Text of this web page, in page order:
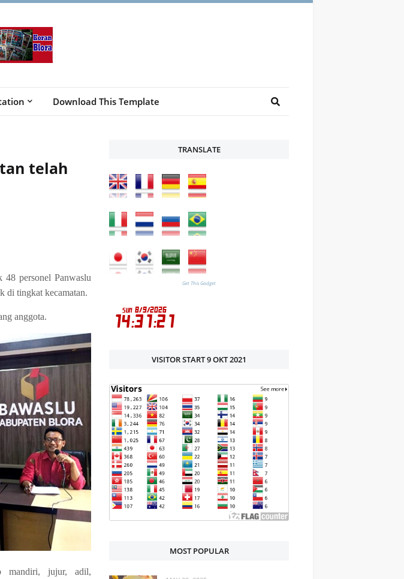
Download This Template
telah
48 personel Panwaslu
di tingkat kecamatan.
anggota.
mandiri, jujur, adil,
TRANSLATE
Get This Gadget
VISITOR START 9 OKT 2021
MOST POPULAR